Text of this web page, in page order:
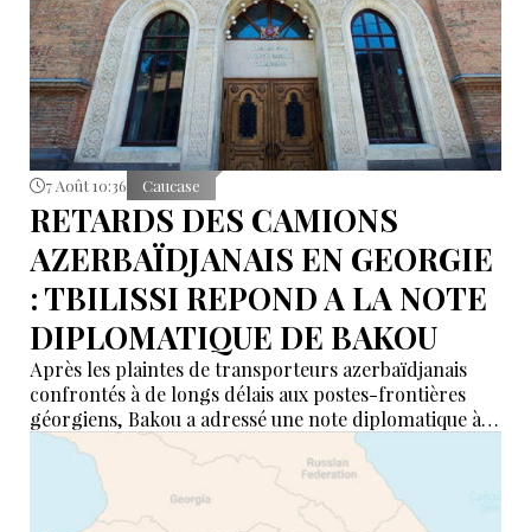
7 Août 10:36 Caucase
RETARDS DES CAMIONS
AZERBAÏDJANAIS EN GEORGIE
: TBILISSI REPOND A LA NOTE
DIPLOMATIQUE DE BAKOU
Après les plaintes de transporteurs azerbaïdjanais
confrontés à de longs délais aux postes-frontières
géorgiens, Bakou a adressé une note diplomatique à
Tbilissi. Le ministère géorgien des Affaires étrangères
affirme avoir transmis la demande aux autorités
compétentes et annoncé des mesures pour examiner
les violations signalées.